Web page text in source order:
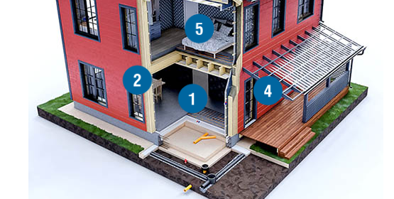
1
2
4
5